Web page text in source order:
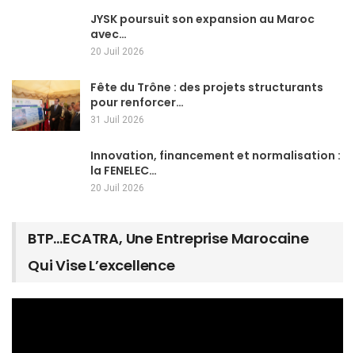
JYSK poursuit son expansion au Maroc
avec…
20 Juil 2026
Fête du Trône : des projets structurants
pour renforcer…
31 Juil 2026
Innovation, financement et normalisation :
la FENELEC…
20 Juil 2026
BTP…ECATRA, Une Entreprise Marocaine
Qui Vise L’excellence